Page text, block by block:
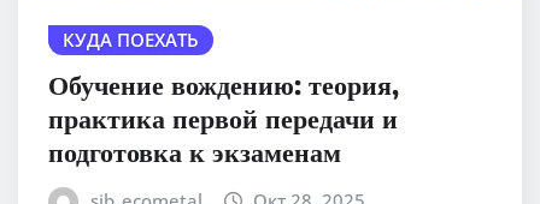
КУДА ПОЕХАТЬ
Обучение вождению: теория,
практика первой передачи и
подготовка к экзаменам